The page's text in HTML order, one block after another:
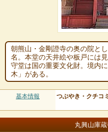
朝熊山・金剛證寺の奥の院と
名。本堂の天井絵や板戸には
守堂は国の重要文化財。境内
木」がある。
基本情報 つぶやき・クチコミ
丸興山庫